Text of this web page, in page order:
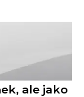
ale jako